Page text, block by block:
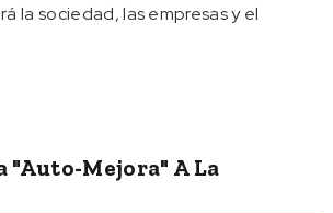
la sociedad, las empresas y el
"auto-Mejora" A La